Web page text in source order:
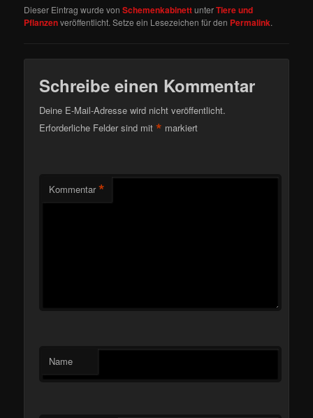
Dieser Eintrag wurde vonSchemenkabinettunterTiere und
Pflanzenveröffentlicht. Setze ein Lesezeichen für den Permalink.
Schreibe einen Kommentar
Deine E-Mail-Adresse wird nicht veröffentlicht.
Erforderliche Felder sind mit* markiert
Kommentar *
Name